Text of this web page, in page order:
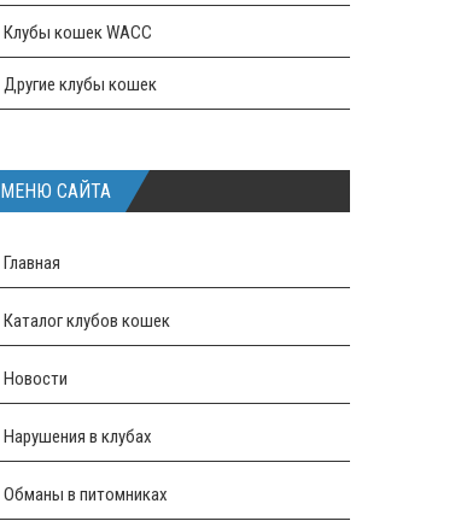
Клубы кошек WACC
Другие клубы кошек
МЕНЮ САЙТА
Главная
Каталог клубов кошек
Новости
Нарушения в клубах
Обманы в питомниках